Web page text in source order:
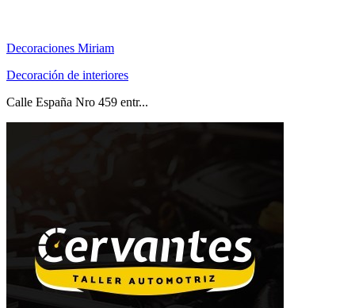
Decoraciones Miriam
Decoración de interiores
Calle España Nro 459 entr...